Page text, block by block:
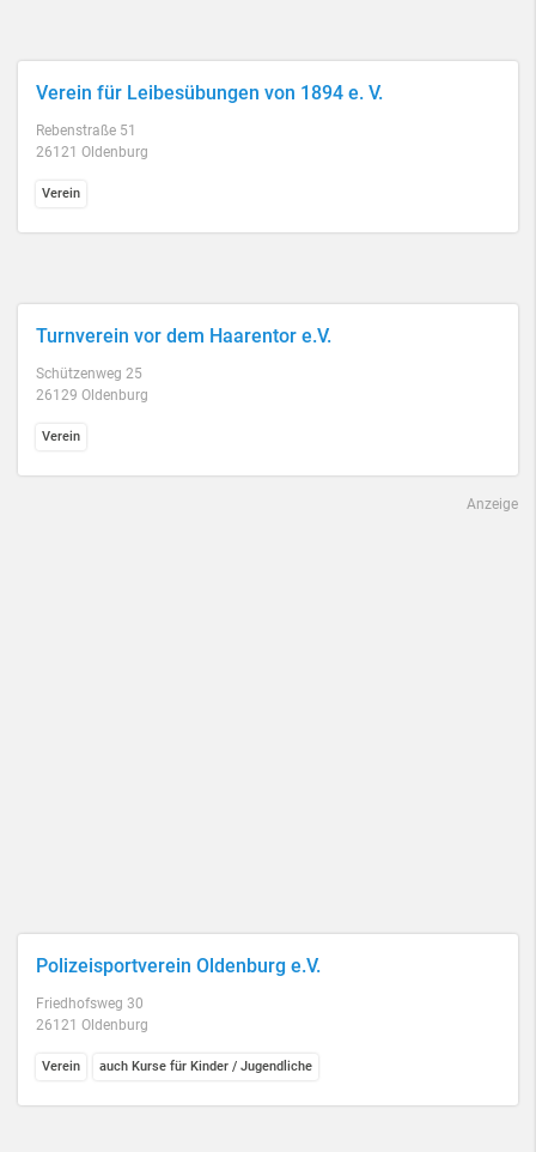
Verein für Leibesübungen von 1894 e. V.
Rebenstraße 51
26121 Oldenburg
Verein
Turnverein vor dem Haarentor e.V.
Schützenweg 25
26129 Oldenburg
Verein
Anzeige
Polizeisportverein Oldenburg e.V.
Friedhofsweg 30
26121 Oldenburg
Verein auch Kurse für Kinder / Jugendliche